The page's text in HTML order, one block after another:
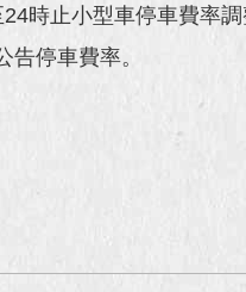
時止小型車停車費率調
停車費率。